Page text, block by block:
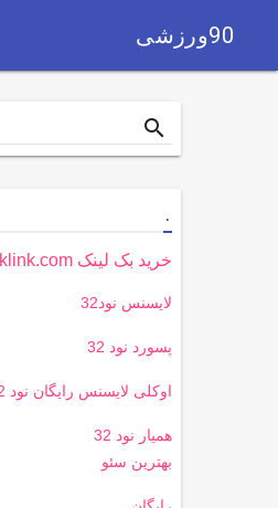
90ورزشی
Search
for
search
.
خرید بک لینک behtarinbacklink.com
لایسنس نود32
پسورد نود 32
اوکلی لایسنس رایگان نود 32
همیار نود 32
بهترین سئو